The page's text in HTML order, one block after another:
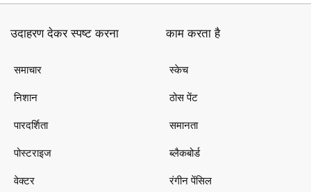
उदाहरण देकर स्पष्ट करना
समाचार
निशान
पारदर्शिता
पोस्टराइज
वेक्टर
काम करता है
स्केच
ठोस पेंट
समानता
ब्लैकबोर्ड
रंगीन पेंसिल